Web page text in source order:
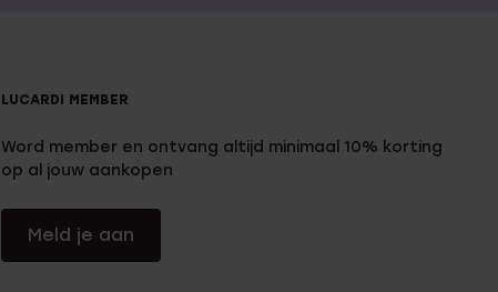
LUCARDI MEMBER
Word member en ontvang altijd minimaal 10% korting
op al jouw aankopen
Meld je aan